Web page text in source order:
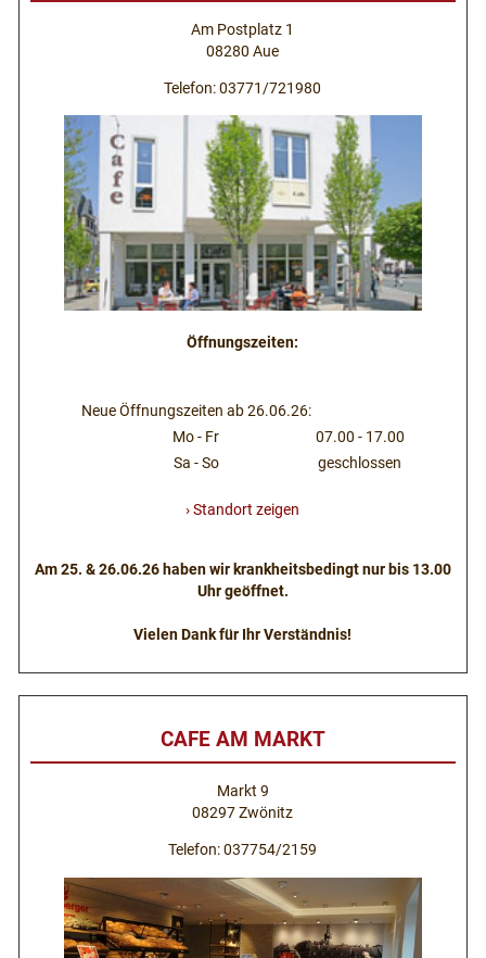
Am Postplatz 1
08280 Aue
Telefon: 03771/721980
Öffnungszeiten:
Neue Öffnungszeiten ab 26.06.26:
Mo - Fr
07.00 - 17.00
Sa - So
geschlossen
› Standort zeigen
Am 25. & 26.06.26 haben wir krankheitsbedingt nur bis 13.00
Uhr geöffnet.
Vielen Dank für Ihr Verständnis!
CAFE AM MARKT
Markt 9
08297 Zwönitz
Telefon: 037754/2159